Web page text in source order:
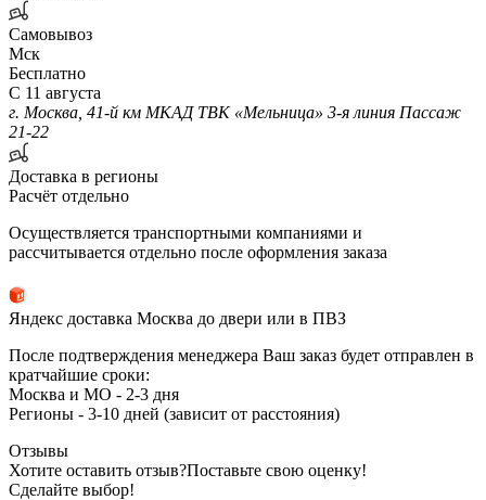
Самовывоз
Мск
Бесплатно
С 11 августа
г. Москва, 41-й км МКАД ТВК «Мельница» 3-я линия Пассаж
21-22
Доставка в регионы
Расчёт отдельно
Осуществляется транспортными компаниями и
рассчитывается отдельно после оформления заказа
Яндекс доставка Москва до двери или в ПВЗ
После подтверждения менеджера Ваш заказ будет отправлен в
кратчайшие сроки:
Москва и МО - 2-3 дня
Регионы - 3-10 дней (зависит от расстояния)
Отзывы
Хотите оставить отзыв?Поставьте свою оценку!
Сделайте выбор!